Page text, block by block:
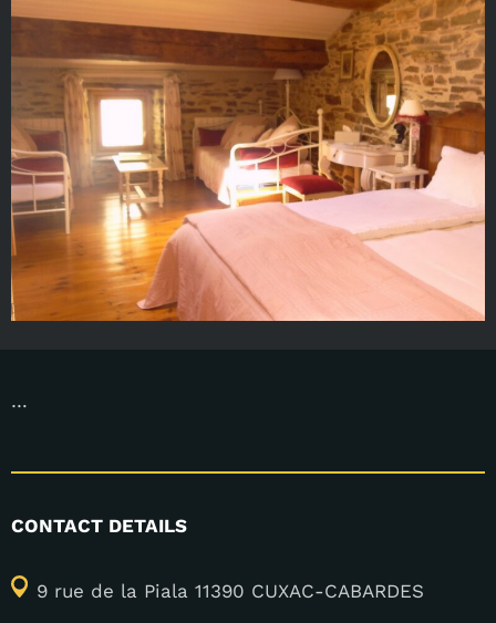
…
CONTACT DETAILS
9 rue de la Piala 11390 CUXAC-CABARDES